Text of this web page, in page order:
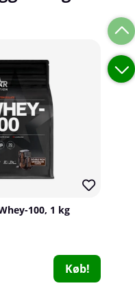
100, 1 kg
Køb!